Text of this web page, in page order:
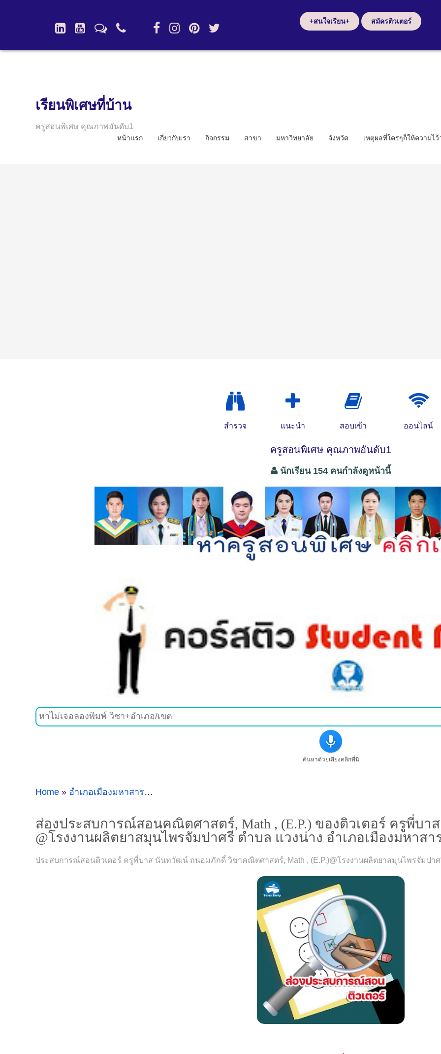
+สนใจเรียน+ สมัครติวเตอร์
เรียนพิเศษที่บ้าน
ครูสอนพิเศษ คุณภาพอันดับ1
หน้าแรก เกี่ยวกับเรา กิจกรรม สาขา มหาวิทยาลัย จังหวัด เหตุผลที่ใครๆก็ให้ความไว้
สำรวจ แนะนำ สอบเข้า ออนไลน์
ครูสอนพิเศษ คุณภาพอันดับ1
นักเรียน 154 คนกำลังดูหน้านี้
ค้นหาด้วยเสียงคลิกที่นี่
Home » อำเภอเมืองมหาสารคาม
ส่องประสบการณ์สอนคณิตศาสตร์, Math , (E.P.) ของติวเตอร์ ครูพี่บ
@โรงงานผลิตยาสมุนไพรจัมปาศรี ตำบล แวงน่าง อำเภอเมืองมหาสา
ประสบการณ์สอนติวเตอร์ ครูพี่บาส นันทวัฒน์ ถนอมภักดิ์ วิชาคณิตศาสตร์, Math , (E.P.)@โรงงานผลิตยาสมุนไพรจัมปาศ